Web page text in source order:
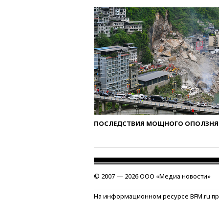
ПОСЛЕДСТВИЯ МОЩНОГО ОПОЛЗНЯ
© 2007 — 2026 ООО «Медиа новости»
На информационном ресурсе BFM.ru